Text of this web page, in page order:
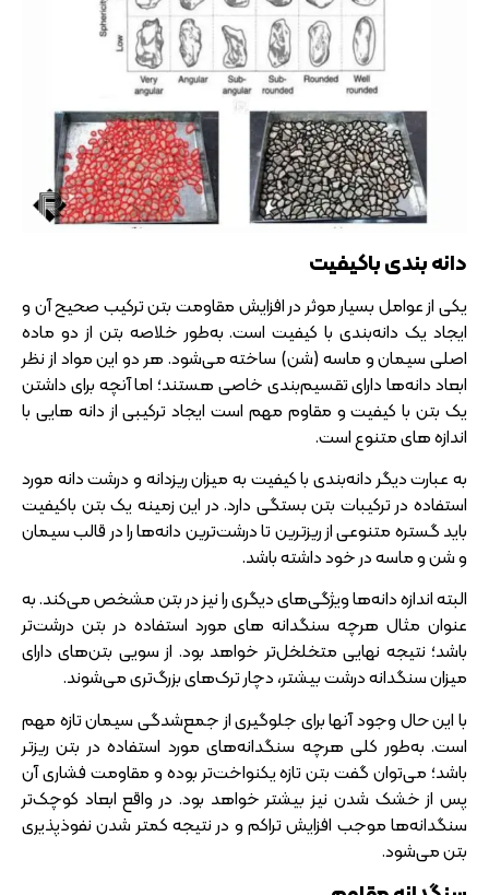
دانه‌ بندی باکیفیت
یکی از عوامل بسیار موثر در افزایش مقاومت بتن ترکیب صحیح آن و
ایجاد یک دانه‌بندی با کیفیت است. به‌طور خلاصه بتن از دو ماده
اصلی سیمان و ماسه (شن) ساخته می‌شود. هر دو این مواد از نظر
ابعاد دانه‌ها دارای تقسیم‌بندی خاصی هستند؛ اما آنچه برای داشتن
یک بتن با کیفیت و مقاوم مهم است ایجاد ترکیبی از دانه‌ هایی با
اندازه‌ های متنوع است.
به عبارت دیگر دانه‌بندی با کیفیت به میزان ریزدانه و درشت‌ دانه مورد
استفاده در ترکیبات بتن بستگی دارد. در این زمینه یک بتن باکیفیت
باید گستره متنوعی از ریزترین تا درشت‌ترین دانه‌ها را در قالب سیمان
و شن و ماسه در خود داشته باشد.
البته اندازه دانه‌ها ویژگی‌های دیگری را نیز در بتن مشخص می‌کند. به
عنوان مثال هرچه سنگدانه‌ های مورد استفاده در بتن درشت‌تر
باشد؛ نتیجه نهایی متخلخل‌تر خواهد بود. از سویی بتن‌های دارای
میزان سنگدانه درشت بیشتر، دچار ترک‌های بزرگ‌تری می‌شوند.
با این حال وجود آنها برای جلوگیری از جمع‌شدگی سیمان تازه مهم
است. به‌طور کلی هرچه سنگدانه‌های مورد استفاده در بتن ریزتر
باشد؛ می‌توان گفت بتن تازه یکنواخت‌تر بوده و مقاومت فشاری آن
پس از خشک شدن نیز بیشتر خواهد بود. در واقع ابعاد کوچک‌تر
سنگدانه‌ها موجب افزایش تراکم و در نتیجه کمتر شدن نفوذپذیری
بتن می‌شود.